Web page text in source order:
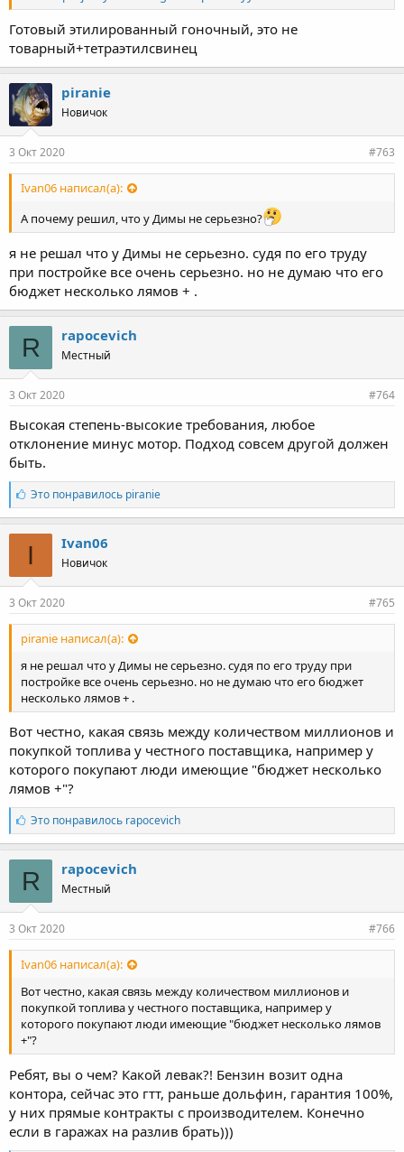
Готовый этилированный гоночный, это не
товарный+тетраэтилсвинец
piranie
Новичок
3 Окт 2020 #763
Ivan06 написал(а):
А почему решил, что у Димы не серьезно?
я не решал что у Димы не серьезно. судя по его труду
при постройке все очень серьезно. но не думаю что его
бюджет несколько лямов + .
R rapocevich
Местный
3 Окт 2020 #764
Высокая степень-высокие требования, любое
отклонение минус мотор. Подход совсем другой должен
быть.
Л
а
й
к
и
:
Это понравилось piranie
I Ivan06
Новичок
3 Окт 2020 #765
piranie написал(а):
я не решал что у Димы не серьезно. судя по его труду при
постройке все очень серьезно. но не думаю что его бюджет
несколько лямов + .
Вот честно, какая связь между количеством миллионов и
покупкой топлива у честного поставщика, например у
которого покупают люди имеющие "бюджет несколько
лямов +"?
Л
а
й
к
и
Это понравилось rapocevich
R rapocevich
Местный
3 Окт 2020 #766
Ivan06 написал(а):
Вот честно, какая связь между количеством миллионов и
покупкой топлива у честного поставщика, например у
которого покупают люди имеющие "бюджет несколько лямов
+"?
Ребят, вы о чем? Какой левак?! Бензин возит одна
контора, сейчас это гтт, раньше дольфин, гарантия 100%,
у них прямые контракты с производителем. Конечно
если в гаражах на разлив брать)))